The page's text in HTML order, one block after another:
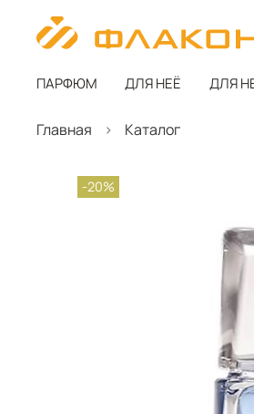
ПАРФЮМ ДЛЯ НЕЁ ДЛЯ
Главная Каталог
-20%